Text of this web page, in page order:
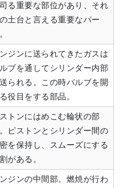
る重要な部位があり、それ
土台と言える重要なパー
ジンに送られてきたガスは
ブを通してシリンダー内部
られる。この時バルブを開
役目をする部品。
トンにはめこむ輪状の部
ピストンとシリンダー間の
を保持し、スムーズにする
がある。
ジンの中間部。燃焼が行わ